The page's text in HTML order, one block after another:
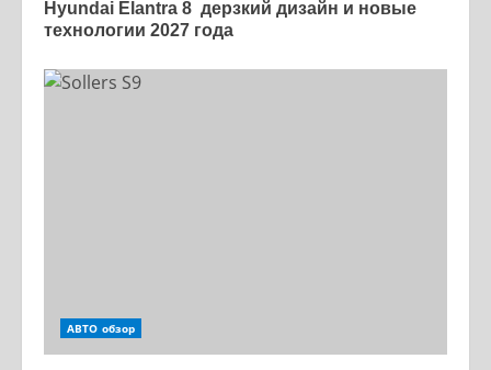
Hyundai Elantra 8 дерзкий дизайн и новые
технологии 2027 года
АВТО обзор